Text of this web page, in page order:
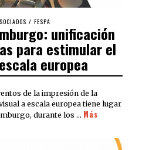
/ FESPA
unificación
para estimular el
europea
de la impresión de la
a escala europea tiene lugar
durante los … Más